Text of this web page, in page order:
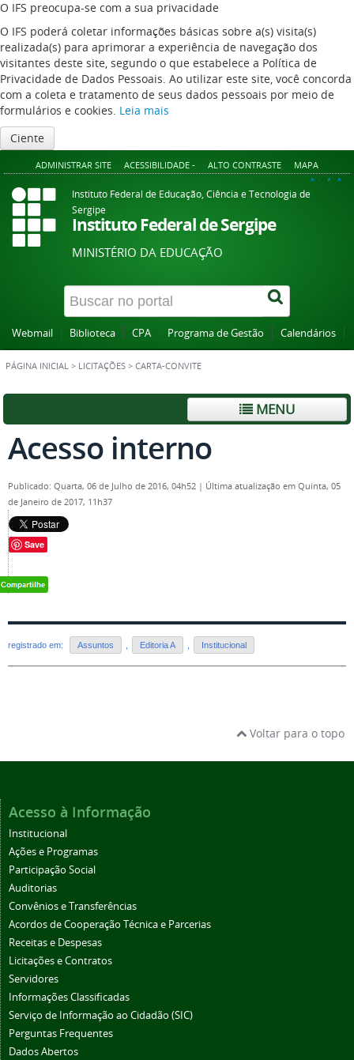
O IFS preocupa-se com a sua privacidade
O IFS poderá coletar informações básicas sobre a(s) visita(s)
realizada(s) para aprimorar a experiência de navegação dos
visitantes deste site, segundo o que estabelece a Política de
Privacidade de Dados Pessoais. Ao utilizar este site, você concorda
com a coleta e tratamento de seus dados pessoais por meio de
formulários e cookies. Leia mais
Ciente
ADMINISTRAR SITE ACESSIBILIDADE - ALTO CONTRASTE MAPA
A+ A A-
Instituto Federal de Educação, Ciência e Tecnologia de
Sergipe
Instituto Federal de Sergipe
MINISTÉRIO DA EDUCAÇÃO
Webmail Biblioteca CPA Programa de Gestão Calendários
PÁGINA INICIAL > LICITAÇÕES > CARTA-CONVITE
MENU
Acesso interno
Publicado: Quarta, 06 de Julho de 2016, 04h52 | Última atualização em Quinta, 05
de Janeiro de 2017, 11h37
Save
registrado em: Assuntos Editoria A Institucional
Voltar para o topo
Acesso à Informação
Institucional
Ações e Programas
Participação Social
Auditorias
Convênios e Transferências
Acordos de Cooperação Técnica e Parcerias
Receitas e Despesas
Licitações e Contratos
Servidores
Informações Classificadas
Serviço de Informação ao Cidadão (SIC)
Perguntas Frequentes
Dados Abertos